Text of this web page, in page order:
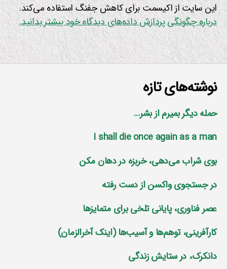
این سایت از اکیسمت برای کاهش جفنگ استفاده می‌کند.
درباره چگونگی پردازش داده‌های دیدگاه خود بیشتر بدانید.
نوشته‌های تازه
حمله دیگر بمیرم از بشر…
I shall die once again as a man
بوی شراب می‌دهی، خربزه در دهان مکن
در جستجوی واکسن از دست رفته
عصر فناوری، پایانی تلخی برای متمایز‌ها
کارآفرینی، توهم‌ها و آسیب‌ها (اینک آخرالزمان)
دانکرک، در ستایش زندگی